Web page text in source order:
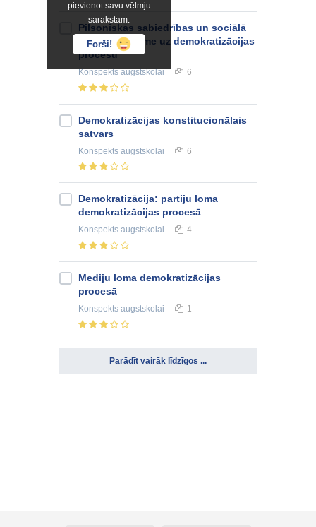
pievienot savu vēlmju
sarakstam.
Forši!
Pilsoniskās sabiedrības un sociālā
kapitāla ietekme uz demokratizācijas
procesu
Konspektsaugstskolai 6
Demokratizācijas konstitucionālais
satvars
Konspekts augstskolai 6
Demokratizācija: partiju loma
demokratizācijas procesā
Konspekts augstskolai 4
Mediju loma demokratizācijas
procesā
Konspekts augstskolai 1
Parādīt vairāk līdzīgos ...